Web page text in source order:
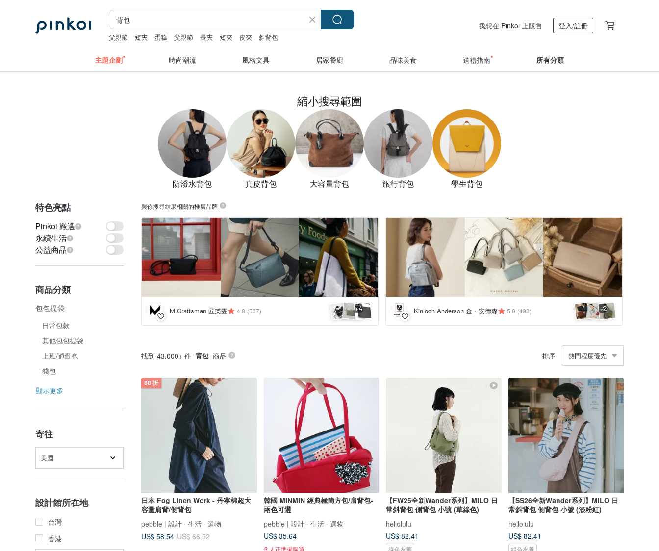
父親節 短夾 蛋糕 父親節 長夾 短夾 皮夾 斜背包
我想在 Pinkoi 上販售 登入/註冊
主題企劃 時尚潮流 風格文具 居家餐廚 品味美食 送禮指南 所有分類
縮小搜尋範圍
防潑水背包 真皮背包 大容量背包 旅行背包 學生背包
特色亮點
Pinkoi 嚴選
永續生活
公益商品
商品分類
包包提袋
日常包款
其他包包提袋
上班/通勤包
錢包
顯示更多
寄往
美國
設計館所在地
台灣
香港
與你搜尋結果相關的推廣品牌
M.Craftsman 匠樂團 4.8 (507) +4 Kinloch Anderson 金・安德森 5.0 (498) +2
找到 43,000+ 件 “背包” 商品 排序 熱門程度優先
88 折
日本 Fog Linen Work - 丹寧棉超大
容量肩背/側背包
pebble | 設計 · 生活 · 選物
US$ 58.54 US$ 66.52
韓國 MINMIN 經典極簡方包/肩背包-
兩色可選
pebble | 設計 · 生活 · 選物
US$ 35.64
9 人正準備購買
【FW25全新Wander系列】MILO 日
常斜背包 側背包 小號 (草綠色)
hellolulu
US$ 82.41
綠色友善
【SS26全新Wander系列】MILO 日
常斜背包 側背包 小號 (淡粉紅)
hellolulu
US$ 82.41
綠色友善